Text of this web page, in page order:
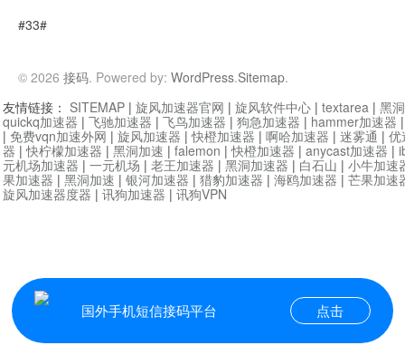
#33#
© 2026 接码. Powered by: WordPress.Sitemap.
国外手机短信接码平台 点击
友情链接： SITEMAP | 旋风加速器官网 | 旋风软件中心 | textarea | 黑
quickq加速器 | 飞驰加速器 | 飞鸟加速器 | 狗急加速器 | hammer加速器
| 免费vqn加速外网 | 旋风加速器 |快橙加速器 | 啊哈加速器 | 迷雾通 | 优
器 |快柠檬加速器 | 黑洞加速 | falemon |快橙加速器 | anycast加速器 |
元机场加速器 | 一元机场 | 老王加速器 | 黑洞加速器 | 白石山 | 小牛加速
果加速器 | 黑洞加速 | 银河加速器 | 猎豹加速器 | 海鸥加速器 | 芒果加速
旋风加速器度器 | 讯狗加速器 | 讯狗VPN